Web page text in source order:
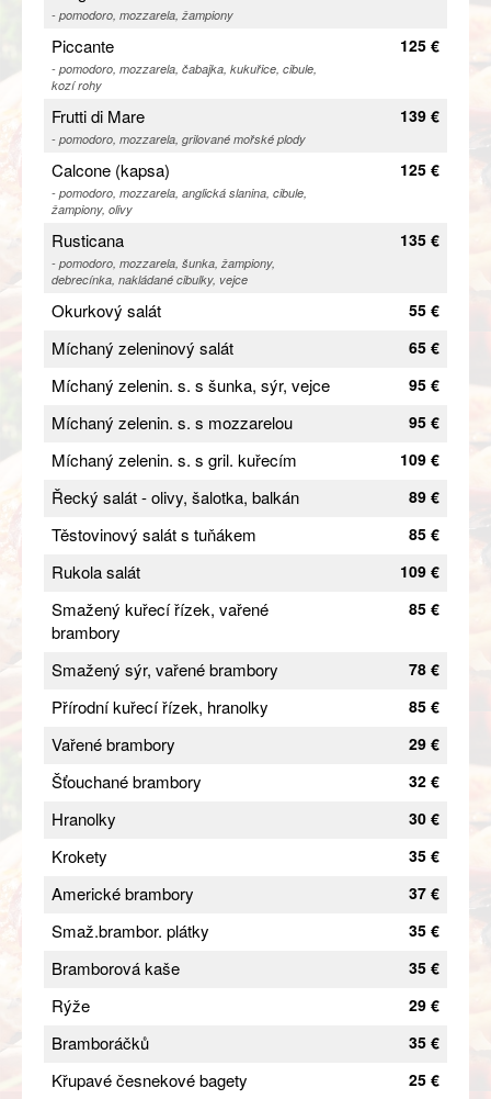
- pomodoro, mozzarela, žampiony
Piccante
- pomodoro, mozzarela, čabajka, kukuřice, cibule,
kozí rohy
125 €
Frutti di Mare
- pomodoro, mozzarela, grilované mořské plody
139 €
Calcone (kapsa)
- pomodoro, mozzarela, anglická slanina, cibule,
žampiony, olivy
125 €
Rusticana
- pomodoro, mozzarela, šunka, žampiony,
debrecínka, nakládané cibulky, vejce
135 €
Okurkový salát 55 €
Míchaný zeleninový salát 65 €
Míchaný zelenin. s. s šunka, sýr, vejce 95 €
Míchaný zelenin. s. s mozzarelou 95 €
Míchaný zelenin. s. s gril. kuřecím 109 €
Řecký salát - olivy, šalotka, balkán 89 €
Těstovinový salát s tuňákem 85 €
Rukola salát 109 €
Smažený kuřecí řízek, vařené
brambory
85 €
Smažený sýr, vařené brambory 78 €
Přírodní kuřecí řízek, hranolky 85 €
Vařené brambory 29 €
Šťouchané brambory 32 €
Hranolky 30 €
Krokety 35 €
Americké brambory 37 €
Smaž.brambor. plátky 35 €
Bramborová kaše 35 €
Rýže 29 €
Bramboráčků 35 €
Křupavé česnekové bagety 25 €